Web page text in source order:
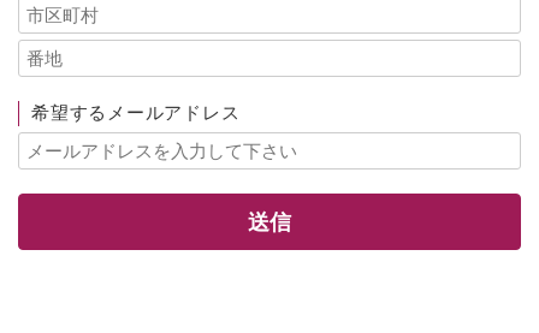
希望するメールアドレス
送信